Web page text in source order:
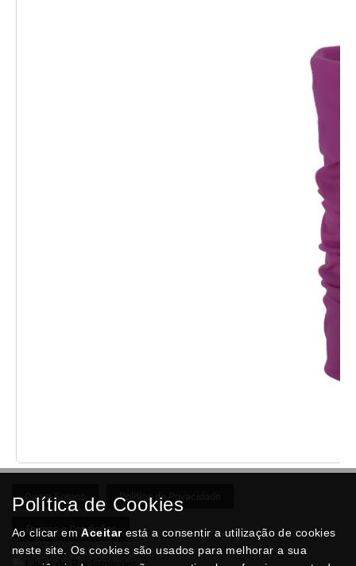
Quem Somos Politica de Privacidade
Termos e Condições
Política de Cookies
Ao clicar emAceitarestá a consentir a utilização de cookies
neste site. Os cookies são usados para melhorar a sua